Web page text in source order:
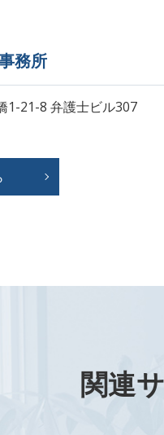
務所
1-21-8 弁護士ビル307
関連